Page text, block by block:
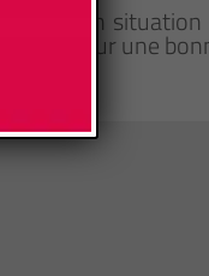
en situation
pour une